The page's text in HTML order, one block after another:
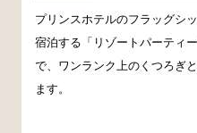
プリンスホテルのフラッグシ
宿泊する「リゾートパーティ
で、ワンランク上のくつろぎ
ます。